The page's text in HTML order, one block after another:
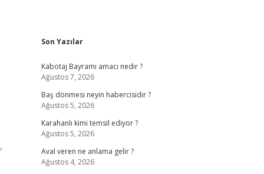
Sidebar
Son Yazılar
Kabotaj Bayramı amacı nedir ?
Ağustos 7, 2026
Baş dönmesi neyin habercisidir ?
Ağustos 5, 2026
Karahanlı kimi temsil ediyor ?
Ağustos 5, 2026
Aval veren ne anlama gelir ?
Ağustos 4, 2026
ilbetvd casino giriş